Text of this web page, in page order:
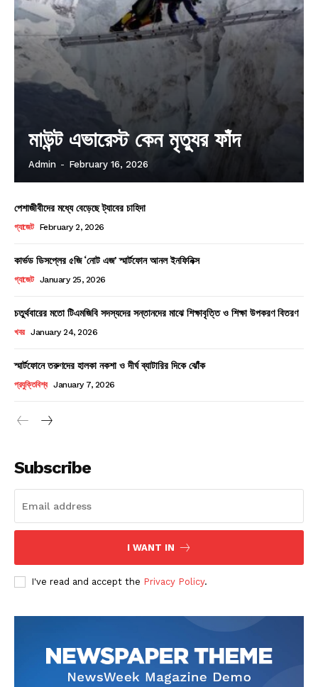
Company
About
Subscription Plans
My account
মাউন্ট এভারেস্ট কেন মৃত্যুর ফাঁদ
Admin - February 16, 2026
পেশাজীবীদের মধ্যে বেড়েছে ট্যাবের চাহিদা
গ্যাজেট February 2, 2026
কার্ভড ডিসপ্লের ৫জি ‘নোট এজ’ স্মার্টফোন আনল ইনফিনিক্স
গ্যাজেট January 25, 2026
চতুর্থবারের মতো টিএমজিবি সদস্যদের সন্তানদের মাঝে শিক্ষাবৃত্তি ও শিক্ষা উপকরণ বিতরণ
খবর January 24, 2026
স্মার্টফোনে তরুণদের হালকা নকশা ও দীর্ঘ ব্যাটারির দিকে ঝোঁক
প্রযুক্তিবিশ্ব January 7, 2026
Subscribe
I WANT IN
I've read and accept the Privacy Policy.